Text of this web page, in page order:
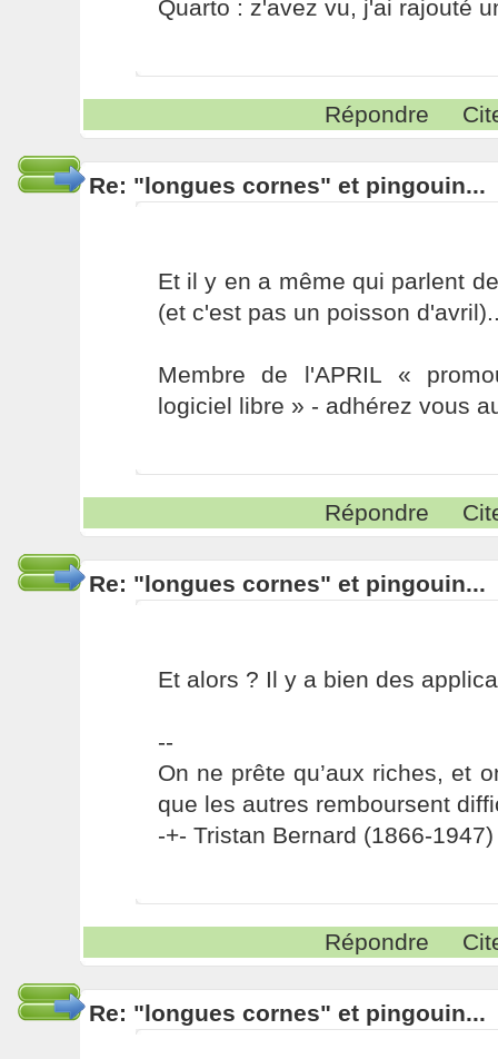
Quarto : z'avez vu, j'ai rajouté
Répondre
Re: "longues cornes" et pingouin...
Et il y en a même qui parlent
(et c'est pas un poisson
Membre de l'APRIL «
logiciel libre » - adhérez vous
Répondre
Re: "longues cornes" et pingouin...
Et alors ? Il y a bien des
--
On ne prête qu’aux riches, et
que les autres remboursent
-+- Tristan Bernard (1866-1947)
Répondre
Re: "longues cornes" et pingouin...